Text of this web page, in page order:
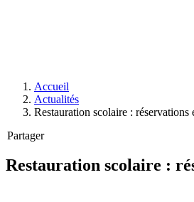
Accueil
Actualités
Restauration scolaire : réservations
Partager
Restauration scolaire :